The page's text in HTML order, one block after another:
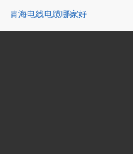
青海电线电缆哪家好